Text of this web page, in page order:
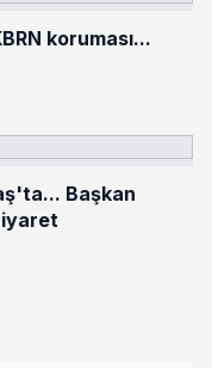
koruması...
Başkan